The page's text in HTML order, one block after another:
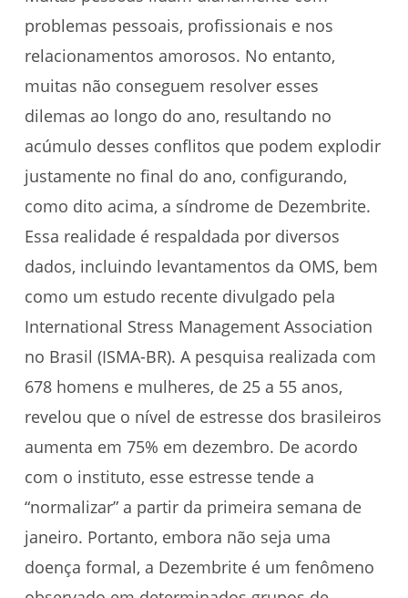
problemas pessoais, profissionais e nos
relacionamentos amorosos. No entanto,
muitas não conseguem resolver esses
dilemas ao longo do ano, resultando no
acúmulo desses conflitos que podem explodir
justamente no final do ano, configurando,
como dito acima, a síndrome de Dezembrite.
Essa realidade é respaldada por diversos
dados, incluindo levantamentos da OMS, bem
como um estudo recente divulgado pela
International Stress Management Association
no Brasil (ISMA-BR). A pesquisa realizada com
678 homens e mulheres, de 25 a 55 anos,
revelou que o nível de estresse dos brasileiros
aumenta em 75% em dezembro. De acordo
com o instituto, esse estresse tende a
“normalizar” a partir da primeira semana de
janeiro. Portanto, embora não seja uma
doença formal, a Dezembrite é um fenômeno